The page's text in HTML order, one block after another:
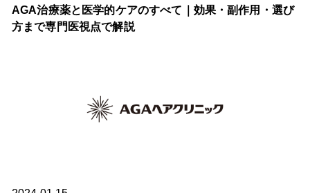
AGA治療薬と医学的ケアのすべて｜効果・副作用・選び
方まで専門医視点で解説